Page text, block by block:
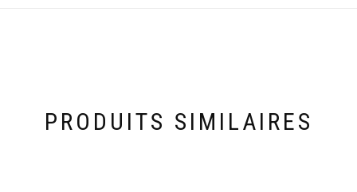
PRODUITS SIMILAIRES